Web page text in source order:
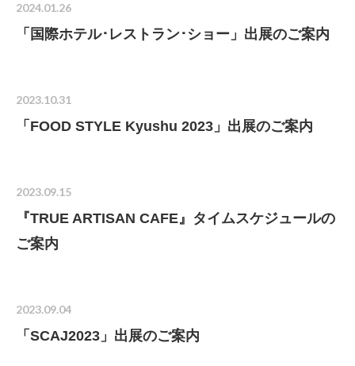
2024.01.26
「国際ホテル･レストラン･ショー」出展のご案内
2023.10.31
「FOOD STYLE Kyushu 2023」出展のご案内
2023.09.15
『TRUE ARTISAN CAFE』タイムスケジュールの
ご案内
2023.09.04
「SCAJ2023」出展のご案内